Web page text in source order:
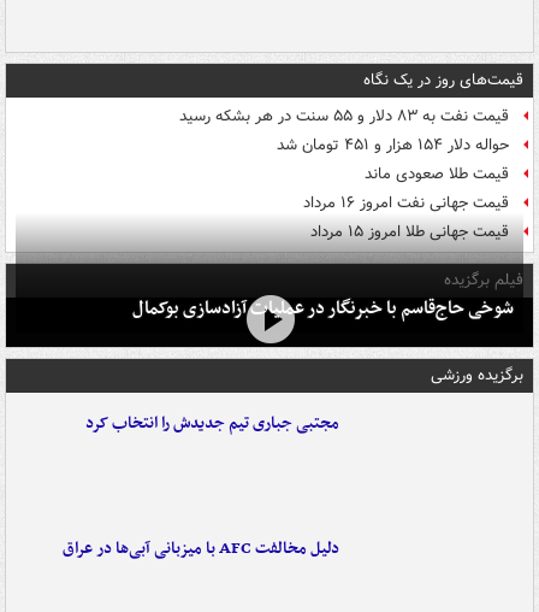
قیمت‌های روز در یک نگاه
قیمت نفت به ۸۳ دلار و ۵۵ سنت در هر بشکه رسید
حواله دلار ۱۵۴ هزار و ۴۵۱ تومان شد
قیمت طلا صعودی ماند
قیمت جهانی نفت امروز ۱۶ مرداد
قیمت جهانی طلا امروز ۱۵ مرداد
فیلم برگزیده
شوخی حاج‌قاسم با خبرنگار در عملیات آزادسازی بوکمال
برگزیده ورزشی
مجتبی جباری تیم جدیدش را انتخاب کرد
دلیل مخالفت AFC با میزبانی آبی‌ها در عراق